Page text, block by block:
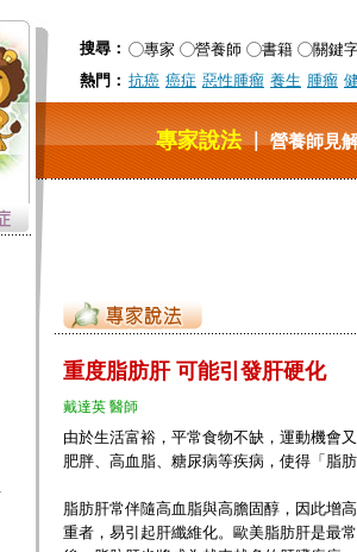
搜尋： 專家 營養師 書籍
關鍵
熱門： 抗癌 癌症 惡性腫瘤 養生 腫瘤
專家說法｜ 營養師見
重度脂肪肝 可能引發肝硬化
戴達英 醫師
由於生活富裕，平常食物不缺，運動機會
肥胖、高血脂、糖尿病等疾病，使得「脂
脂肪肝常伴隨高血脂與高膽固醇，因此增
重者，易引起肝纖維化。歐美脂肪肝是最